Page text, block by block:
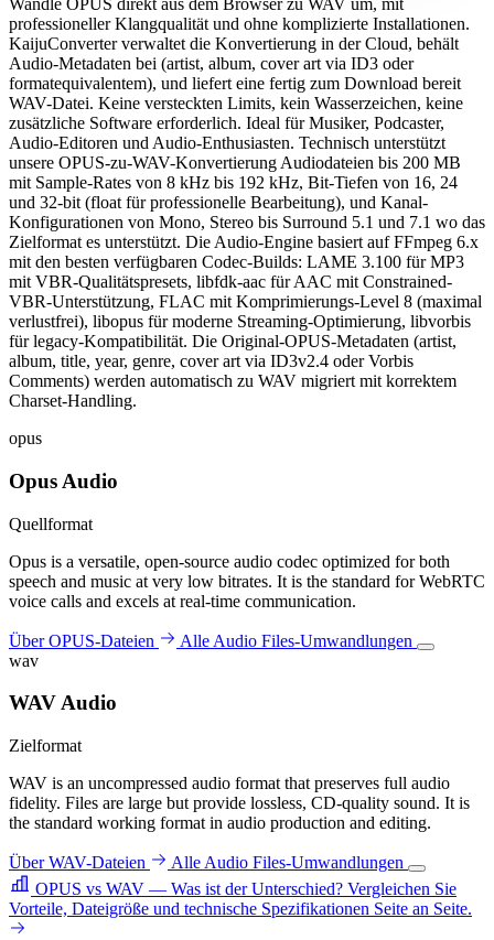
Wandle OPUS direkt aus dem Browser zu WAV um, mit
professioneller Klangqualität und ohne komplizierte Installationen.
KaijuConverter verwaltet die Konvertierung in der Cloud, behält
Audio-Metadaten bei (artist, album, cover art via ID3 oder
formatequivalentem), und liefert eine fertig zum Download bereit
WAV-Datei. Keine versteckten Limits, kein Wasserzeichen, keine
zusätzliche Software erforderlich. Ideal für Musiker, Podcaster,
Audio-Editoren und Audio-Enthusiasten. Technisch unterstützt
unsere OPUS-zu-WAV-Konvertierung Audiodateien bis 200 MB
mit Sample-Rates von 8 kHz bis 192 kHz, Bit-Tiefen von 16, 24
und 32-bit (float für professionelle Bearbeitung), und Kanal-
Konfigurationen von Mono, Stereo bis Surround 5.1 und 7.1 wo das
Zielformat es unterstützt. Die Audio-Engine basiert auf FFmpeg 6.x
mit den besten verfügbaren Codec-Builds: LAME 3.100 für MP3
mit VBR-Qualitätspresets, libfdk-aac für AAC mit Constrained-
VBR-Unterstützung, FLAC mit Komprimierungs-Level 8 (maximal
verlustfrei), libopus für moderne Streaming-Optimierung, libvorbis
für legacy-Kompatibilität. Die Original-OPUS-Metadaten (artist,
album, title, year, genre, cover art via ID3v2.4 oder Vorbis
Comments) werden automatisch zu WAV migriert mit korrektem
Charset-Handling.
opus
Opus Audio
Quellformat
Opus is a versatile, open-source audio codec optimized for both
speech and music at very low bitrates. It is the standard for WebRTC
voice calls and excels at real-time communication.
Über OPUS-Dateien
Alle Audio Files-Umwandlungen
wav
WAV Audio
Zielformat
WAV is an uncompressed audio format that preserves full audio
fidelity. Files are large but provide lossless, CD-quality sound. It is
the standard working format in audio production and editing.
Über WAV-Dateien
Alle Audio Files-Umwandlungen
OPUS vs WAV — Was ist der Unterschied? Vergleichen Sie
Vorteile, Dateigröße und technische Spezifikationen Seite an Seite.